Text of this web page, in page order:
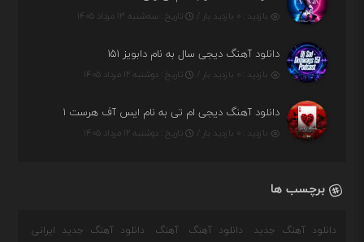
بازدید : ۰ بازدید بار / تاریخ : سه‌شنبه ۱۳ مرداد ۱۴۰۵
دانلود آهنگ دیجی سال به نام دابویز ۱۵۱
بازدید : ۰ بازدید بار / تاریخ : دوشنبه ۱۲ مرداد ۱۴۰۵
دانلود آهنگ دیجی ام تی به نام ایس آف هرست ۱
بازدید : ۰ بازدید بار / تاریخ : دوشنبه ۱۲ مرداد ۱۴۰۵
برچسب ها
دانلود آهنگ جدید دانلود آهنگ آهنگ دانلود آهنگ جدید ایرانی